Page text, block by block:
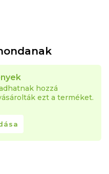
hozzá
ezt a terméket.